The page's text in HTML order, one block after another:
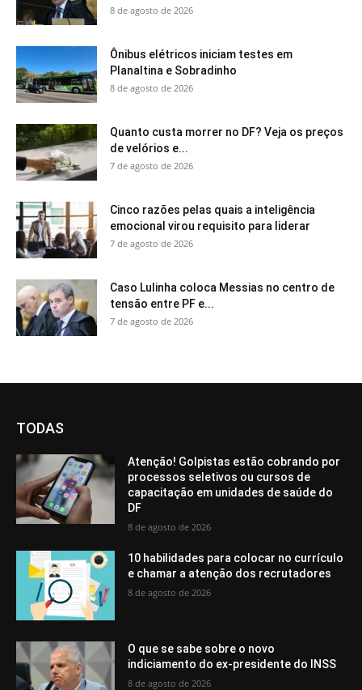
8 de agosto de 2026
Ônibus elétricos iniciam testes em
Planaltina e Sobradinho
8 de agosto de 2026
Quanto custa morrer no DF? Veja os preços
de velórios e...
7 de agosto de 2026
Cinco razões pelas quais a inteligência
emocional virou requisito para liderar
7 de agosto de 2026
Caso Lulinha coloca Messias no centro de
tensão entre PF e...
7 de agosto de 2026
TODAS
Atenção! Golpistas estão cobrando por
processos seletivos ou cursos de
capacitação em unidades de saúde do
DF
8 de agosto de 2026
10 habilidades para colocar no currículo
e chamar a atenção dos recrutadores
8 de agosto de 2026
O que se sabe sobre o novo
indiciamento do ex-presidente do INSS
8 de agosto de 2026